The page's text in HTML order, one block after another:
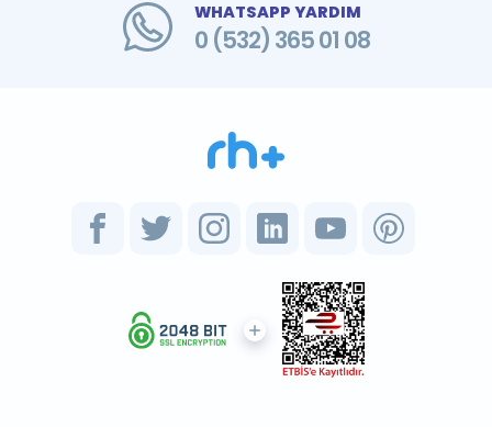
WHATSAPP YARDIM
0 (532) 365 01 08